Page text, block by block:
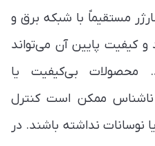
مستقیماً با شبکه برق و
و کیفیت پایین آن می‌تواند
محصولات بی‌کیفیت یا
ناشناس ممکن است کنترل
نوسانات نداشته باشند. در